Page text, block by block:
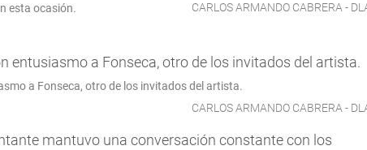
esta ocasión. CARLOS ARMANDO CABRERA -
a Fonseca, otro de los invitados del artista.
CARLOS ARMANDO CABRERA -
mantuvo una conversación constante con los